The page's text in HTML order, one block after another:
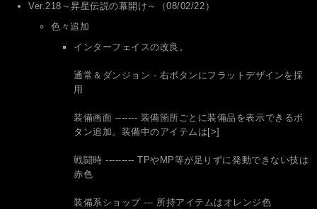
Ver.218～昇星伝説の幕開け～（08/02/22）
色々追加
インターフェイスの改良。
通常＆ダンジョン - 右ボタンにフラットデザインを採
用
装備画面 ------- 装備箇所ごとに装備品を表示できるボ
タン追加。装備中のアイテムは[>]
戦闘時 --------- TPやMP等が足りずに発動できない技は
赤色
装備系ショップ --- 所持アイテムはオレンジ色